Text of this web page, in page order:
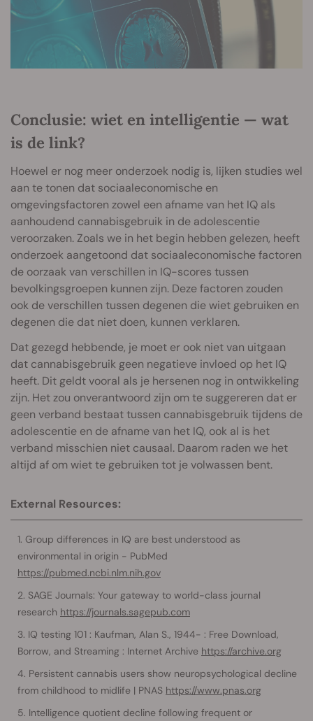
Conclusie: wiet en intelligentie — wat
is de link?
Hoewel er nog meer onderzoek nodig is, lijken studies wel
aan te tonen dat sociaaleconomische en
omgevingsfactoren zowel een afname van het IQ als
aanhoudend cannabisgebruik in de adolescentie
veroorzaken. Zoals we in het begin hebben gelezen, heeft
onderzoek aangetoond dat sociaaleconomische factoren
de oorzaak van verschillen in IQ-scores tussen
bevolkingsgroepen kunnen zijn. Deze factoren zouden
ook de verschillen tussen degenen die wiet gebruiken en
degenen die dat niet doen, kunnen verklaren.
Dat gezegd hebbende, je moet er ook niet van uitgaan
dat cannabisgebruik geen negatieve invloed op het IQ
heeft. Dit geldt vooral als je hersenen nog in ontwikkeling
zijn. Het zou onverantwoord zijn om te suggereren dat er
geen verband bestaat tussen cannabisgebruik tijdens de
adolescentie en de afname van het IQ, ook al is het
verband misschien niet causaal. Daarom raden we het
altijd af om wiet te gebruiken tot je volwassen bent.
External Resources:
Group differences in IQ are best understood as
environmental in origin - PubMed
https://pubmed.ncbi.nlm.nih.gov
SAGE Journals: Your gateway to world-class journal
research https://journals.sagepub.com
IQ testing 101 : Kaufman, Alan S., 1944- : Free Download,
Borrow, and Streaming : Internet Archive https://archive.org
Persistent cannabis users show neuropsychological decline
from childhood to midlife | PNAS https://www.pnas.org
Intelligence quotient decline following frequent or